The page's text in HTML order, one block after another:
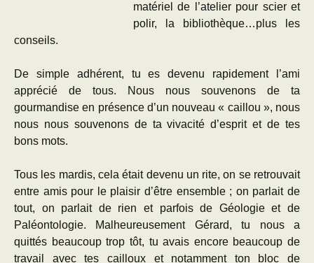
matériel de l’atelier pour scier et
polir, la bibliothèque…plus les
conseils.
De simple adhérent, tu es devenu rapidement l’ami
apprécié de tous. Nous nous souvenons de ta
gourmandise en présence d’un nouveau « caillou », nous
nous nous souvenons de ta vivacité d’esprit et de tes
bons mots.
Tous les mardis, cela était devenu un rite, on se retrouvait
entre amis pour le plaisir d’être ensemble ; on parlait de
tout, on parlait de rien et parfois de Géologie et de
Paléontologie. Malheureusement Gérard, tu nous a
quittés beaucoup trop tôt, tu avais encore beaucoup de
travail avec tes cailloux et notamment ton bloc de